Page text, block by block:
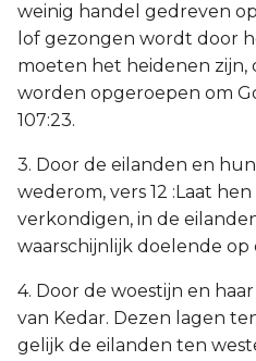
weinig handel gedreven
lof gezongen wordt door
moeten het heidenen zijn,
worden opgeroepen om
107:23.
3. Door de eilanden en
wederom, vers 12 :Laat
verkondigen, in de
waarschijnlijk doelende op
4. Door de woestijn en
van Kedar. Dezen lagen
gelijk de eilanden ten